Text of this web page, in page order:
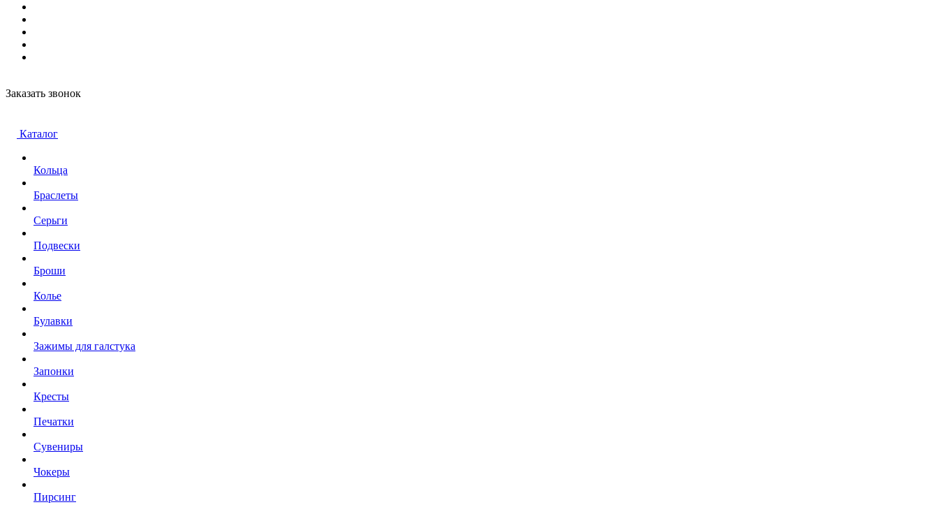
Заказать звонок
Каталог
Кольца
Браслеты
Серьги
Подвески
Броши
Колье
Булавки
Зажимы для галстука
Запонки
Кресты
Печатки
Сувениры
Чокеры
Пирсинг